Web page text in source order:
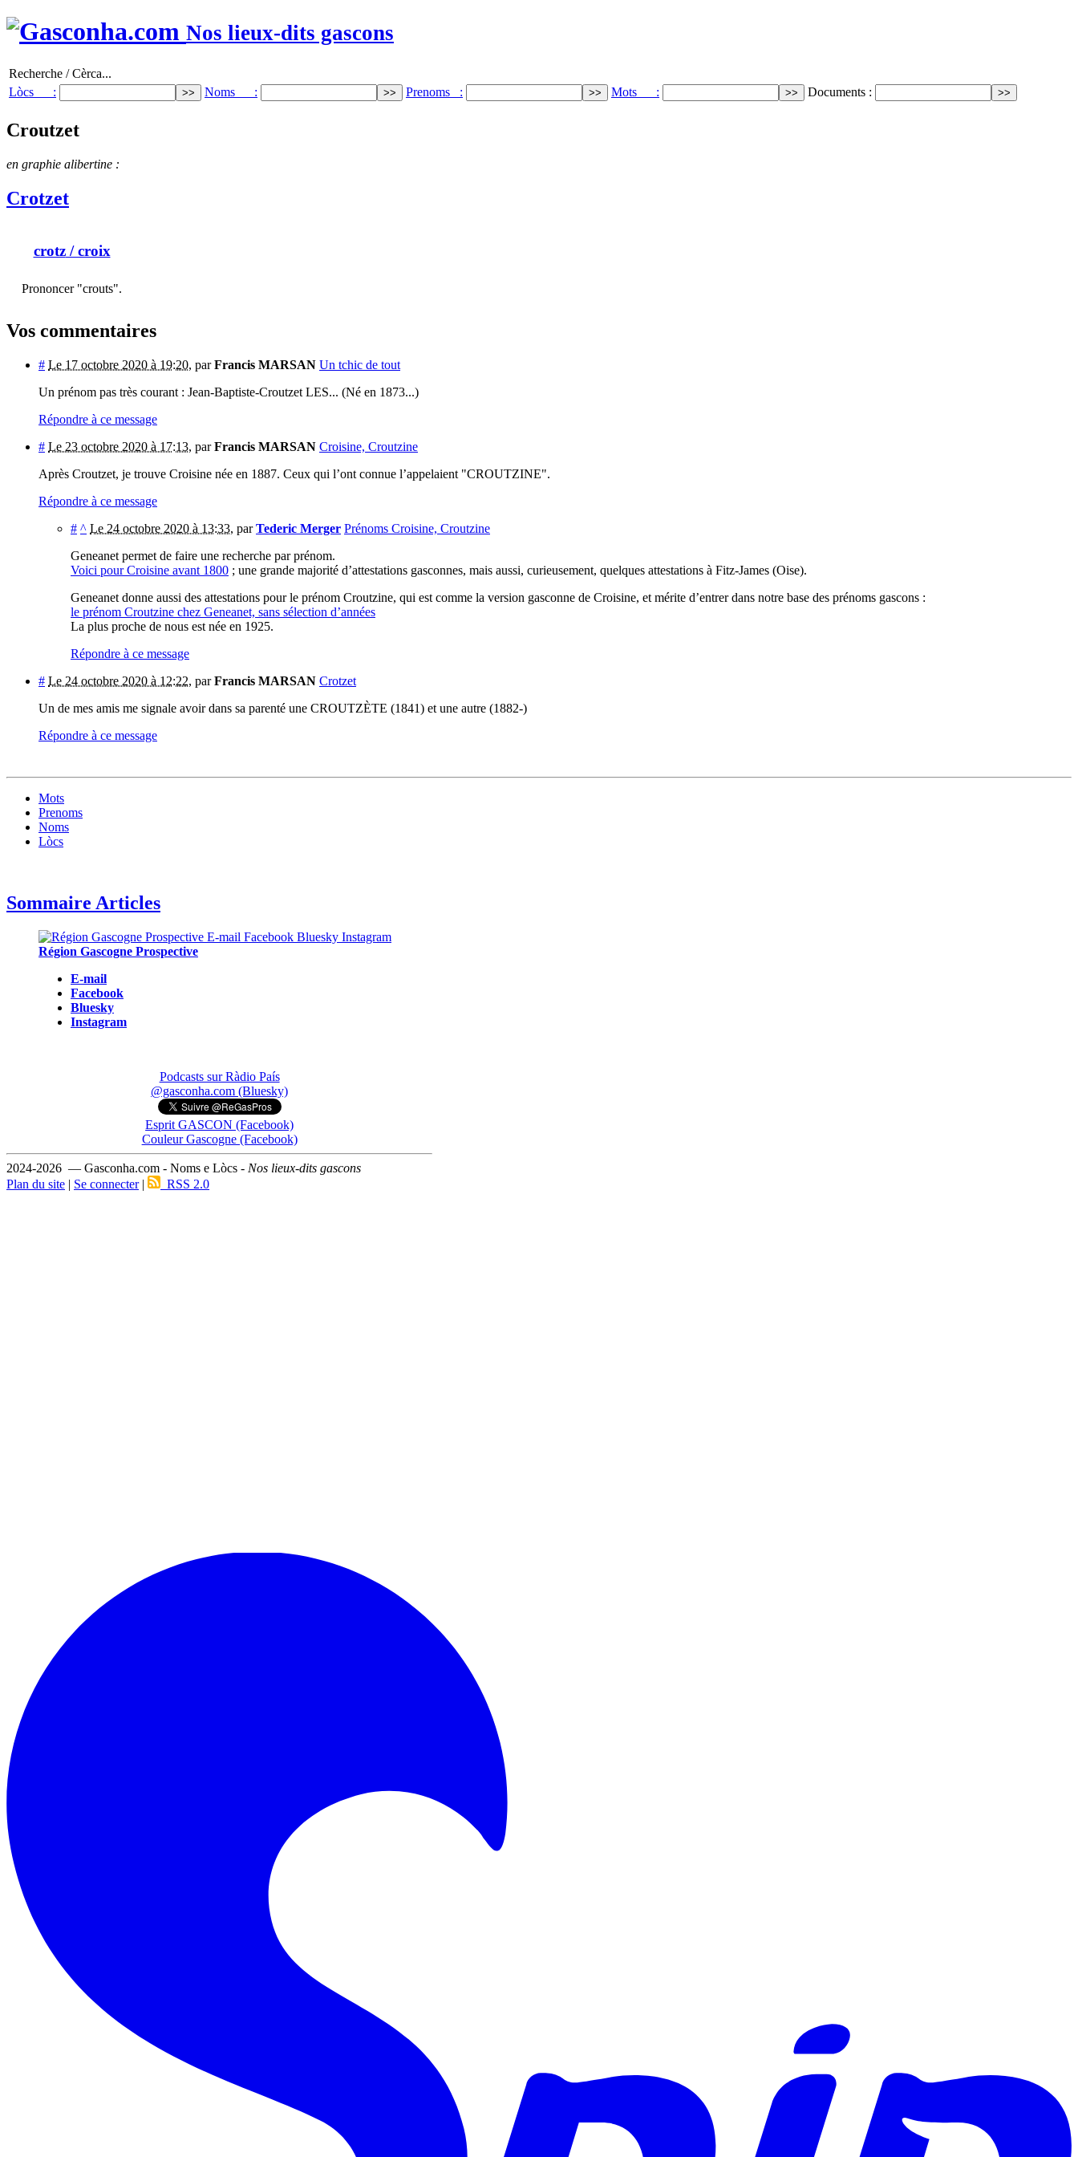
Nos lieux-dits gascons
Recherche / Cèrca...
Lòcs :
Noms : Prenoms : Mots : Documents :
Croutzet
en graphie alibertine :
Crotzet
crotz/ croix
Prononcer "crouts".
Vos commentaires
# Le 17 octobre 2020 à 19:20, parFrancis MARSAN Un tchic de tout
Un prénom pas très courant : Jean-Baptiste-Croutzet LES... (Né en 1873...)
Répondre à ce message
# Le 23 octobre 2020 à 17:13, parFrancis MARSAN Croisine, Croutzine
Après Croutzet, je trouve Croisine née en 1887. Ceux qui l’ont connue l’appelaient "CROUTZINE".
Répondre à ce message
# ^ Le 24 octobre 2020 à 13:33, parTederic Merger Prénoms Croisine, Croutzine
Geneanet permet de faire une recherche par prénom.
Voici pour Croisine avant 1800 ; une grande majorité d’attestations gasconnes, mais aussi, curieusement, quelques attestations à Fitz-James (Oise).
Geneanet donne aussi des attestations pour le prénom Croutzine, qui est comme la version gasconne de Croisine, et mérite d’entrer dans notre base des prénoms gascons :
le prénom Croutzine chez Geneanet, sans sélection d’années
La plus proche de nous est née en 1925.
Répondre à ce message
# Le 24 octobre 2020 à 12:22, parFrancis MARSAN Crotzet
Un de mes amis me signale avoir dans sa parenté une CROUTZÈTE (1841) et une autre (1882-)
Répondre à ce message
Mots
Prenoms
Noms
Lòcs
Sommaire Articles
Région Gascogne Prospective
E-mail
Facebook
Bluesky
Instagram
Podcasts sur Ràdio País
@gasconha.com (Bluesky)
Esprit GASCON (Facebook)
Couleur Gascogne (Facebook)
2024-2026 — Gasconha.com - Noms e Lòcs - Nos lieux-dits gascons
Plan du site | Se connecter| RSS 2.0